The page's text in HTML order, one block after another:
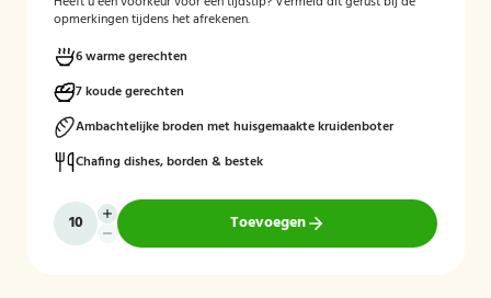
opmerkingen tijdens het afrekenen.
6 warme gerechten
7 koude gerechten
Ambachtelijke broden met huisgemaakte kruidenboter
Chafing dishes, borden & bestek
Toevoegen